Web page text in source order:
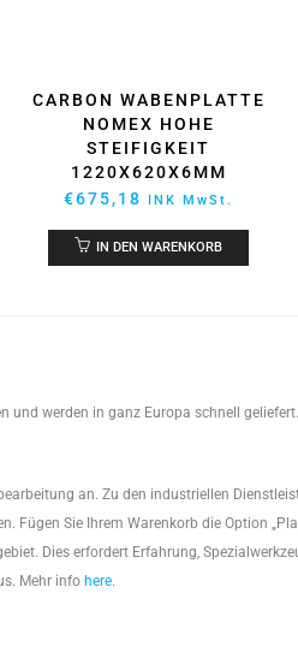
CARBON WABENPLATTE
NOMEX HOHE
STEIFIGKEIT
1220X620X6MM
€675,18 INK MwSt.
IN DEN WARENKORB
und werden in ganz Europa schnell geliefert.
an. Zu den industriellen
Fügen Sie Ihrem Warenkorb die Option
Dies erfordert Erfahrung,
Mehr infohere.